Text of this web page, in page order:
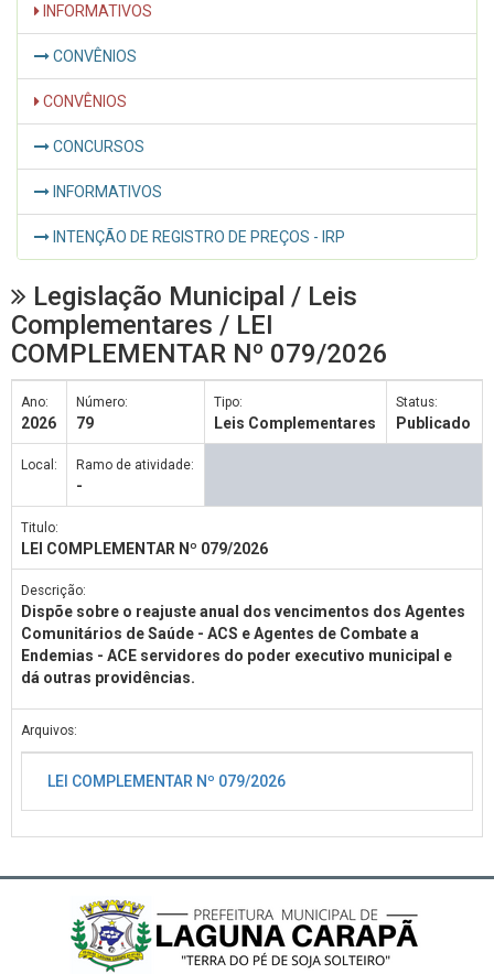
INFORMATIVOS
CONVÊNIOS
CONVÊNIOS
CONCURSOS
INFORMATIVOS
INTENÇÃO DE REGISTRO DE PREÇOS - IRP
Legislação Municipal / Leis
Complementares / LEI
COMPLEMENTAR Nº 079/2026
Ano:
2026
Número:
79
Tipo:
Leis Complementares
Status:
Publicado
Local: Ramo de atividade:
-
Titulo:
LEI COMPLEMENTAR Nº 079/2026
Descrição:
Dispõe sobre o reajuste anual dos vencimentos dos Agentes
Comunitários de Saúde - ACS e Agentes de Combate a
Endemias - ACE servidores do poder executivo municipal e
dá outras providências.
Arquivos:
LEI COMPLEMENTAR Nº 079/2026